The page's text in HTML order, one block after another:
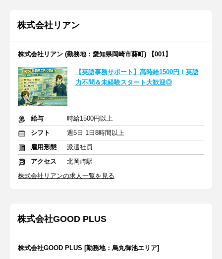
株式会社リアン
株式会社リアン (勤務地：愛知県岡崎市葵町) 【001】
【英語事務サポート】高時給1500円！英語
力不問＆未経験スタート大歓迎◎
給与
時給1500円以上
シフト
週5日 1日8時間以上
雇用形態
派遣社員
アクセス
北岡崎駅
株式会社リアンの求人一覧を見る
株式会社GOOD PLUS
株式会社GOOD PLUS [勤務地：烏丸御池エリア]